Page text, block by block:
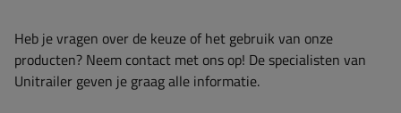
Heb je vragen over de keuze of het gebruik van onze
producten? Neem contact met ons op! De specialisten van
Unitrailer geven je graag alle informatie.